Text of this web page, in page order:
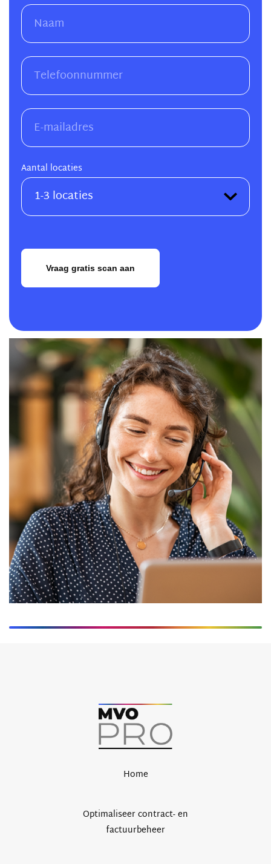
Aantal locaties
Home
Optimaliseer contract- en
factuurbeheer